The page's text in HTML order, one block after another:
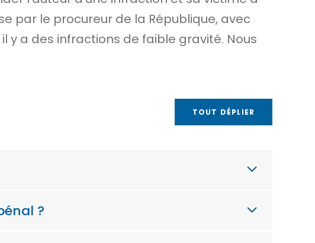
par le procureur de la République, avec
y a des infractions de faible gravité. Nous
TOUT DÉPLIER
?